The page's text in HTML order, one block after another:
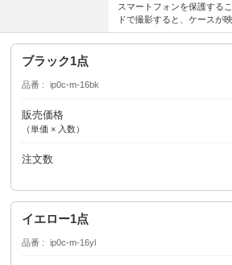
スマートフォンを保護する
ドで撮影すると、ケースが
ブラック1点
品番 ip0c-m-16bk
販売価格
（単価 × 入数）
注文数
イエロー1点
品番 ip0c-m-16yl